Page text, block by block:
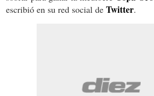
escribió en su red social de Twitter.